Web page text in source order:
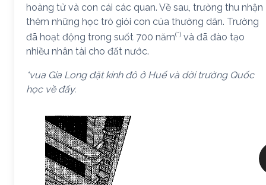
hoàng tử và con cái các quan. Về sau, trường thu nhận
thêm những học trò giỏi con của thường dân. Trường
đã hoạt động trong suốt 700 năm(*) và đã đào tạo
nhiều nhân tài cho đất nước.
*vua Gia Long đặt kinh đô ở Huế và dời trường Quốc
học về đấy.